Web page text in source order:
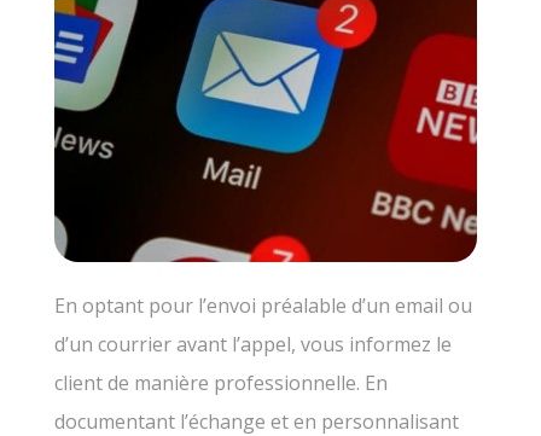
En optant pour l’envoi préalable d’un email ou
d’un courrier avant l’appel, vous informez le
client de manière professionnelle. En
documentant l’échange et en personnalisant